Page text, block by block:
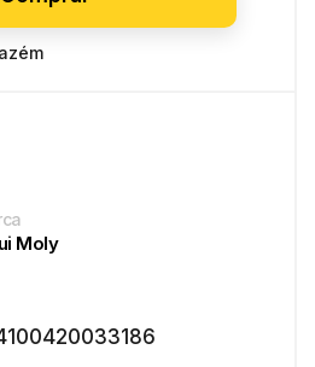
Moly